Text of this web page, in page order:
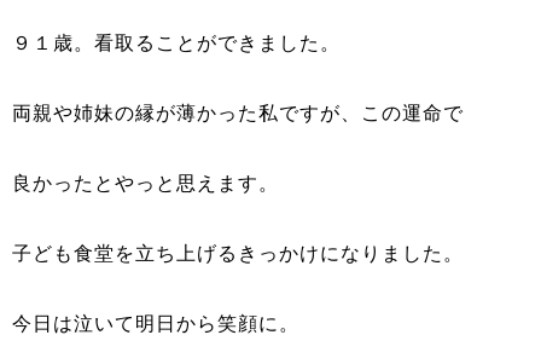
９１歳。看取ることができました。
両親や姉妹の縁が薄かった私ですが、この運命で
良かったとやっと思えます。
子ども食堂を立ち上げるきっかけになりました。
今日は泣いて明日から笑顔に。